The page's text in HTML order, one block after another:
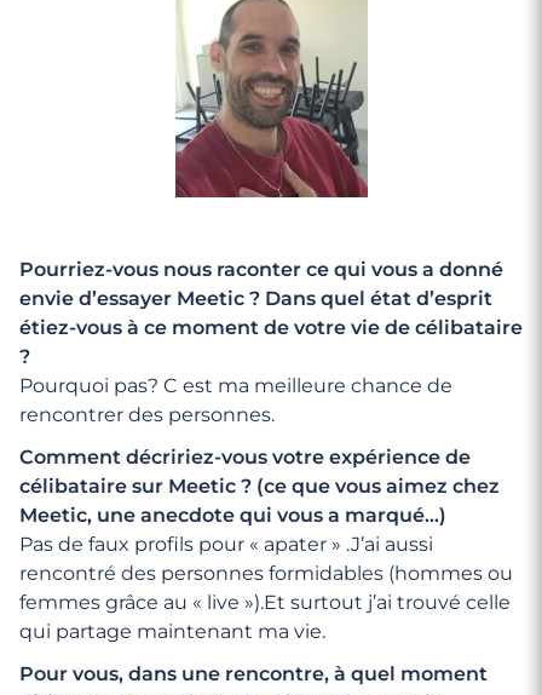
Pourriez-vous nous raconter ce qui vous a donné
envie d’essayer Meetic ? Dans quel état d’esprit
étiez-vous à ce moment de votre vie de célibataire
?
Pourquoi pas? C est ma meilleure chance de
rencontrer des personnes.
Comment décririez-vous votre expérience de
célibataire sur Meetic ? (ce que vous aimez chez
Meetic, une anecdote qui vous a marqué…)
Pas de faux profils pour « apater » .J’ai aussi
rencontré des personnes formidables (hommes ou
femmes grâce au « live »).Et surtout j’ai trouvé celle
qui partage maintenant ma vie.
Pour vous, dans une rencontre, à quel moment